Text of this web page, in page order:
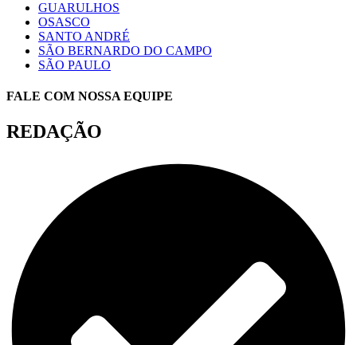
GUARULHOS
OSASCO
SANTO ANDRÉ
SÃO BERNARDO DO CAMPO
SÃO PAULO
FALE COM NOSSA EQUIPE
REDAÇÃO